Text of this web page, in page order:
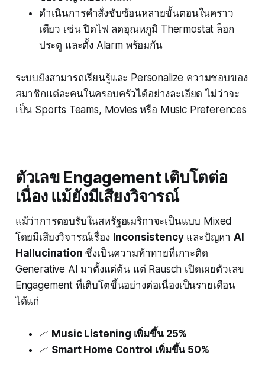
ดำเนินการคำสั่งซับซ้อนหลายขั้นตอนในคราว
เดียว เช่น ปิดไฟ ลดอุณหภูมิ Thermostat ล็อก
ประตู และตั้ง Alarm พร้อมกัน
ระบบยังสามารถเรียนรู้และ Personalize ความชอบของ
สมาชิกแต่ละคนในครอบครัวได้อย่างละเอียด ไม่ว่าจะ
เป็น Sports Teams, Movies หรือ Music Preferences
ตัวเลข Engagement เติบโตต่อ
เนื่อง แม้ยังมีเสียงวิจารณ์
แม้ว่าการตอบรับในสหรัฐอเมริกาจะเป็นแบบ Mixed
โดยมีเสียงวิจารณ์เรื่อง Inconsistencyและปัญหา AI
Hallucination ซึ่งเป็นความท้าทายที่เกาะติด
Generative AI มาตั้งแต่ต้น แต่ Rausch เปิดเผยตัวเลข
Engagement ที่เติบโตขึ้นอย่างต่อเนื่องเป็นรายเดือน
ได้แก่
📈 Music Listening เพิ่มขึ้น 25%
📈 Smart Home Control เพิ่มขึ้น 50%